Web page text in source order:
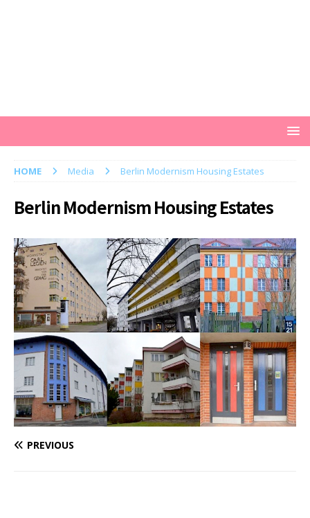
HOME Media Berlin Modernism Housing Estates
Berlin Modernism Housing Estates
PREVIOUS